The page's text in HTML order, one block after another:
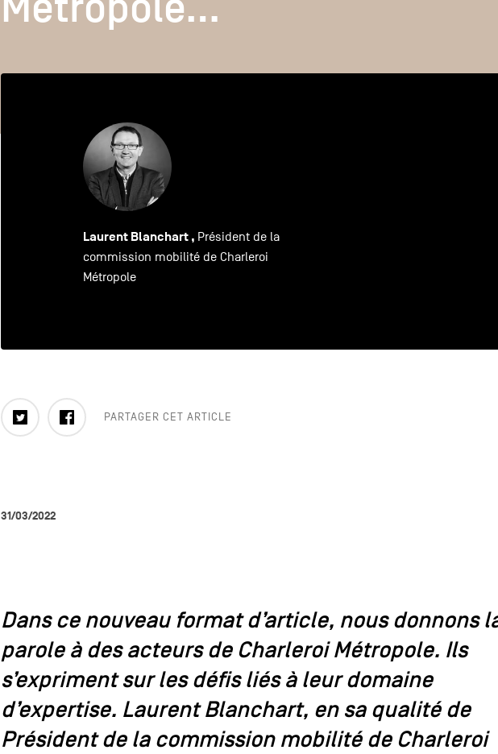
Laurent Blanchart
Président de la
commission mobilité de Charleroi
Métropole
PARTAGER CET ARTICLE
Twitter Facebook
31/03/2022
Dans ce nouveau format d’article, nous donnons
parole à des acteurs de Charleroi Métropole. Ils
s’expriment sur les défis liés à leur domaine
d’expertise. Laurent Blanchart, en sa qualité de
Président de la commission mobilité de Charleroi